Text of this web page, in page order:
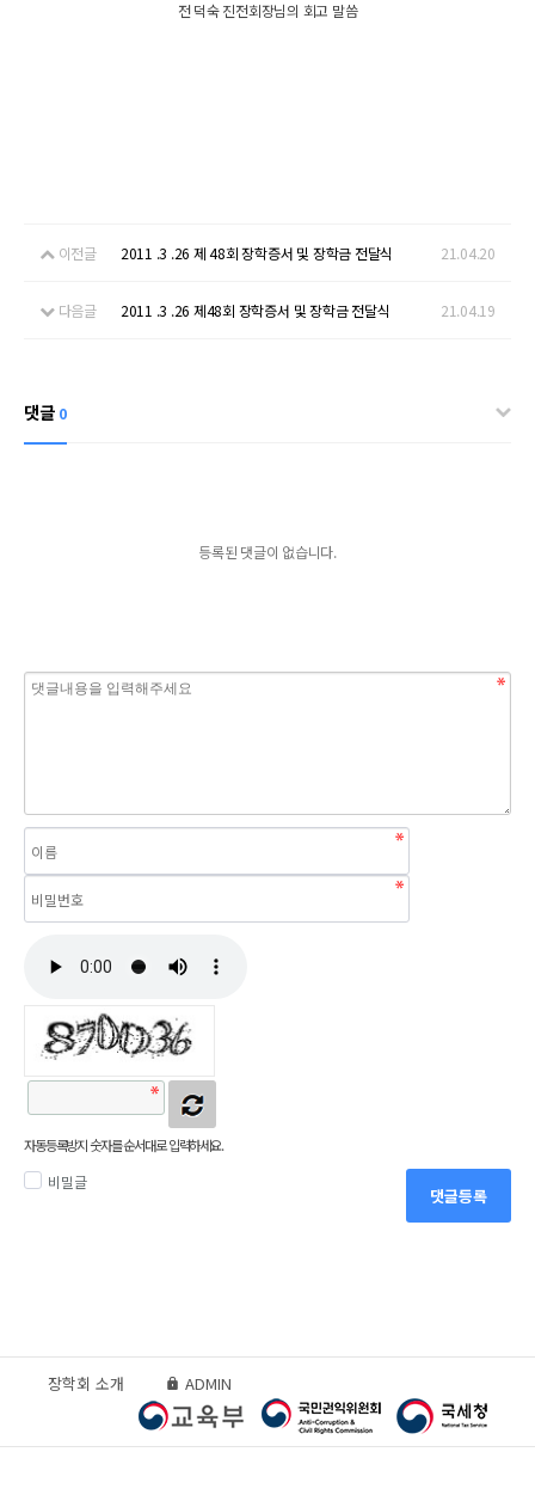
전 덕숙 진전회장님의 회고 말씀
이전글 2011 .3 .26 제 48회 장학증서 및 장학금 전달식 21.04.20
다음글 2011 .3 .26 제48회 장학증서 및 장학금 전달식 21.04.19
댓글 0
등록된 댓글이 없습니다.
자동등록방지 숫자를 순서대로 입력하세요.
비밀글
댓글등록
장학회 소개 ADMIN